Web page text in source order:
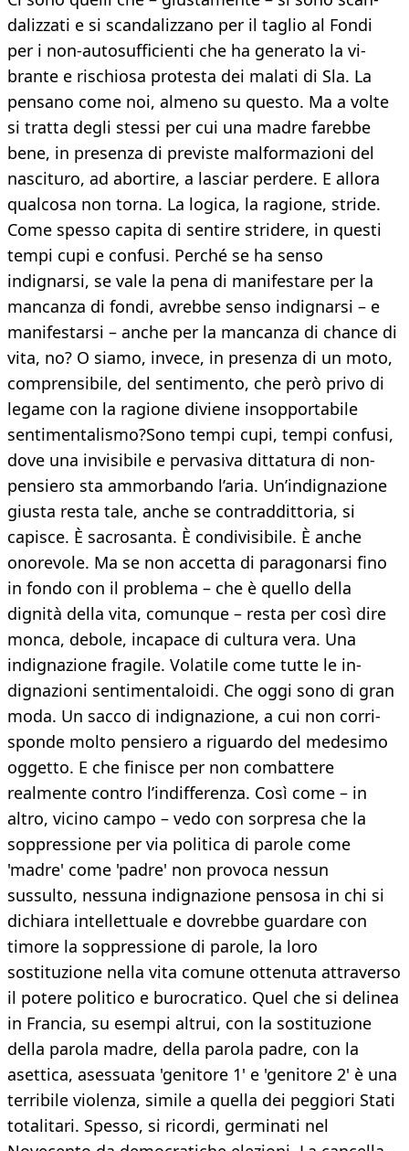
dalizzati e si scandalizzano per il taglio al Fon­di
per i non-autosufficienti che ha generato la vi­
brante e rischiosa protesta dei malati di Sla. La
pen­sano come noi, almeno su questo. Ma a volte
si trat­ta degli stessi per cui una madre farebbe
bene, in presenza di previste malformazioni del
nascituro, ad abortire, a lasciar perdere. E allora
qualcosa non tor­na. La logica, la ragione, stride.
Come spesso capita di sentire stridere, in questi
tempi cupi e confusi. Perché se ha senso
indignarsi, se vale la pena di ma­nifestare per la
mancanza di fondi, avrebbe senso indignarsi – e
manifestarsi – anche per la mancan­za di chance di
vita, no? O siamo, invece, in presen­za di un moto,
comprensibile, del sentimento, che però privo di
legame con la ragione diviene insop­portabile
sentimentalismo?Sono tempi cupi, tempi confusi,
dove una invisibile e pervasiva dittatura di non-
pensiero sta ammor­bando l’aria. Un’indignazione
giusta resta tale, an­che se contraddittoria, si
capisce. È sacrosanta. È condivisibile. È anche
onorevole. Ma se non accet­ta di paragonarsi fino
in fondo con il problema – che è quello della
dignità della vita, comunque – resta per così dire
monca, debole, incapace di cultura vera. Una
indignazione fragile. Volatile come tutte le in­
dignazioni sentimentaloidi. Che oggi sono di gran
moda. Un sacco di indignazione, a cui non corri­
sponde molto pensiero a riguardo del medesimo
og­getto. E che finisce per non combattere
realmente contro l’indifferenza. Così come – in
altro, vicino campo – vedo con sorpresa che la
soppressione per via politica di parole come
'madre' come 'padre' non provoca nessun
sussulto, nessuna indignazio­ne pensosa in chi si
dichiara intellettuale e dovreb­be guardare con
timore la soppressione di parole, la loro
sostituzione nella vita comune ottenuta attra­verso
il potere politico e burocratico. Quel che si delinea
in Francia, su esempi altrui, con la sostituzione
della parola madre, della parola pa­dre, con la
asettica, asessuata 'genitore 1' e 'geni­tore 2' è una
terribile violenza, simile a quella dei peg­giori Stati
totalitari. Spesso, si ricordi, germinati nel